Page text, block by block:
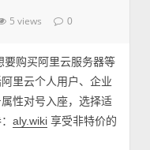
5 views 0
购买阿里云服务器等
里云个人用户、企业
性对号入座，选择适
aly.wiki 享受非特价的